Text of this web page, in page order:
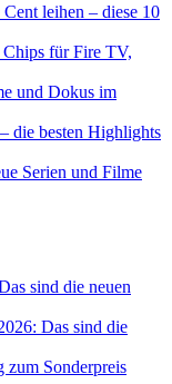
leihen – diese 10
für Fire TV,
und Dokus im
die besten Highlights
Serien und Filme
sind die neuen
Das sind die
zum Sonderpreis